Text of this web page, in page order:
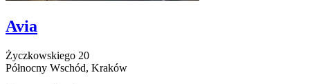
Avia
Życzkowskiego 20
Północny Wschód, Kraków